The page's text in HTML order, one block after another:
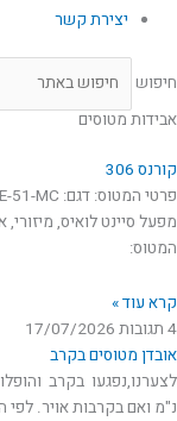
יצירת קשר
חיפוש
אבידות מטוסים
קורנס 306
המטוס:
קרא עוד »
4 תגובות
17/07/2026
אובדן מטוסים בקרב
לצערנו,נפגעו בקרב
נ"מ ואם בקרבות אויר.